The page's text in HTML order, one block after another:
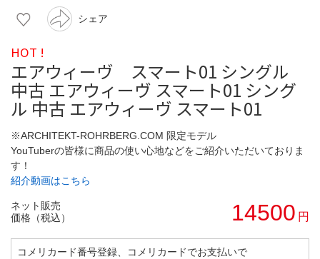
シェア
HOT !
エアウィーヴ スマート01 シングル
中古 エアウィーヴ スマート01 シング
ル 中古 エアウィーヴ スマート01
※ARCHITEKT-ROHRBERG.COM 限定モデル
YouTuberの皆様に商品の使い心地などをご紹介いただいておりま
す！
紹介動画はこちら
ネット販売
価格（税込）
14500 円
コメリカード番号登録、コメリカードでお支払いで